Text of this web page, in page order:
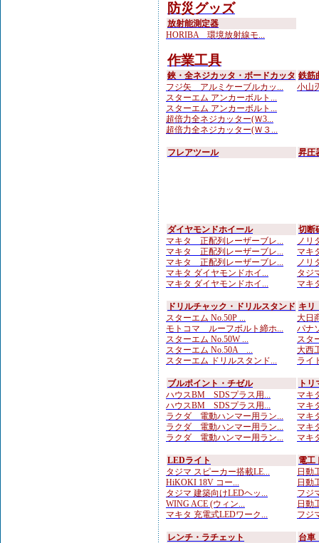
防災グッズ
放射能測定器
HORIBA 環境放射線モ...
作業工具
鋏・全ネジカッタ・ボードカッタ
フジ矢 アルミケーブルカッ...
スターエム アンカーボルト...
スターエム アンカーボルト...
超倍力全ネジカッター(Ｗ3...
超倍力全ネジカッター(Ｗ３...
鉄筋
小山
フレアツール 昇圧
ダイヤモンドホイール
マキタ 正配列レーザーブレ...
マキタ 正配列レーザーブレ...
マキタ 正配列レーザーブレ...
マキタ ダイヤモンドホイ...
マキタ ダイヤモンドホイ...
切断
ノリ
マキ
ノリ
タジ
マキ
ドリルチャック・ドリルスタンド
スターエム No.50P ...
モトコマ ルーフボルト締ホ...
スターエム No.50W ...
スターエム No.50A ...
スターエム ドリルスタンド...
キリ
大日
パナ
スタ
大西
ライ
ブルポイント・チゼル
ハウスBM SDSプラス用...
ハウスBM SDSプラス用...
ラクダ 電動ハンマー用ラン...
ラクダ 電動ハンマー用ラン...
ラクダ 電動ハンマー用ラン...
ト
マキ
マキ
マキ
マキ
マキ
LEDライト
タジマ スピーカー搭載LE...
HiKOKI 18V コー...
タジマ 建築向けLEDヘッ...
WING ACE (ウィン...
マキタ 充電式LEDワーク...
電工
日動
日動
フジ
日動
フジ
レンチ・ラチェット
台車